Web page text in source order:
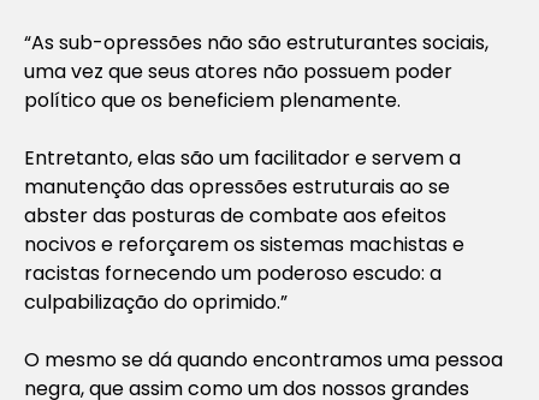
“As sub-opressões não são estruturantes sociais,
uma vez que seus atores não possuem poder
político que os beneficiem plenamente.
Entretanto, elas são um facilitador e servem a
manutenção das opressões estruturais ao se
abster das posturas de combate aos efeitos
nocivos e reforçarem os sistemas machistas e
racistas fornecendo um poderoso escudo: a
culpabilização do oprimido.”
O mesmo se dá quando encontramos uma pessoa
negra, que assim como um dos nossos grandes